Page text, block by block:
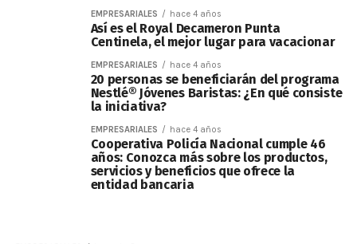
EMPRESARIALES hace 4 años
Así es el Royal Decameron Punta
Centinela, el mejor lugar para vacacionar
EMPRESARIALES hace 4 años
20 personas se beneficiarán del programa
Nestlé® Jóvenes Baristas: ¿En qué consiste
la iniciativa?
EMPRESARIALES hace 4 años
Cooperativa Policía Nacional cumple 46
años: Conozca más sobre los productos,
servicios y beneficios que ofrece la
entidad bancaria